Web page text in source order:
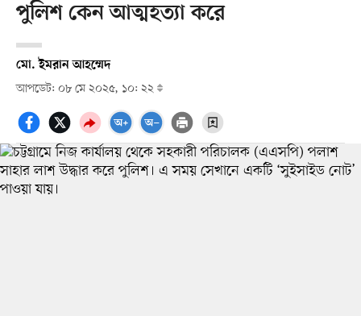
পুলিশ কেন আত্মহত্যা করে
মো. ইমরান আহম্মেদ
আপডেট: ০৮ মে ২০২৫, ১০: ২২